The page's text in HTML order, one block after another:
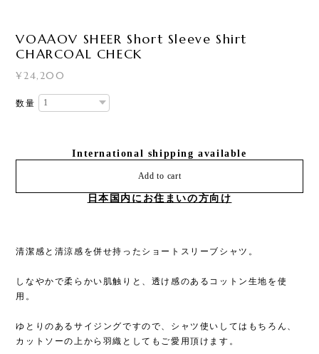
VOAAOV SHEER Short Sleeve Shirt
CHARCOAL CHECK
¥24,200
数量
International shipping available
Add to cart
日本国内にお住まいの方向け
清潔感と清涼感を併せ持ったショートスリーブシャツ。
しなやかで柔らかい肌触りと、透け感のあるコットン生地を使
用。
ゆとりのあるサイジングですので、シャツ使いしてはもちろん、
カットソーの上から羽織としてもご愛用頂けます。